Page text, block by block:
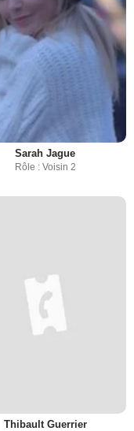
Sarah Jague
Rôle : Voisin 2
Thibault Guerrier